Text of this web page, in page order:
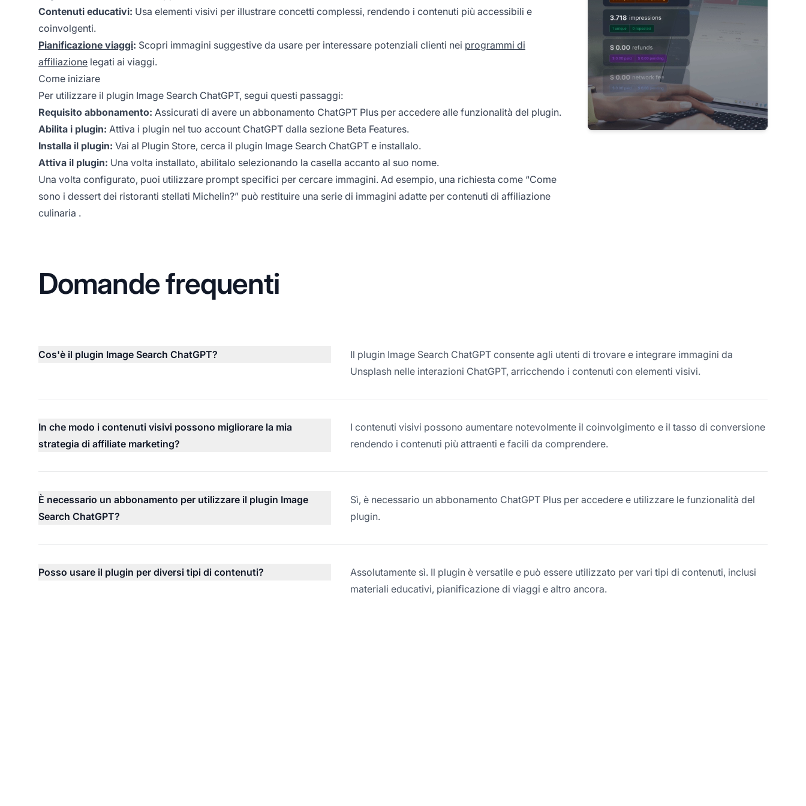
Contenuti educativi: Usa elementi visivi per illustrare concetti complessi, rendendo i contenuti più accessibili e
coinvolgenti.
Pianificazione viaggi: Scopri immagini suggestive da usare per interessare potenziali clienti nei programmi di
affiliazione legati ai viaggi.
Come iniziare
Per utilizzare il plugin Image Search ChatGPT, segui questi passaggi:
Requisito abbonamento: Assicurati di avere un abbonamento ChatGPT Plus per accedere alle funzionalità del plugin.
Abilita i plugin: Attiva i plugin nel tuo account ChatGPT dalla sezione Beta Features.
Installa il plugin: Vai al Plugin Store, cerca il plugin Image Search ChatGPT e installalo.
Attiva il plugin: Una volta installato, abilitalo selezionando la casella accanto al suo nome.
Una volta configurato, puoi utilizzare prompt specifici per cercare immagini. Ad esempio, una richiesta come “Come
sono i dessert dei ristoranti stellati Michelin?” può restituire una serie di immagini adatte per contenuti di affiliazione
culinaria .
Domande frequenti
Cos'è il plugin Image Search ChatGPT?
Il plugin Image Search ChatGPT consente agli utenti di trovare e integrare immagini da
Unsplash nelle interazioni ChatGPT, arricchendo i contenuti con elementi visivi.
In che modo i contenuti visivi possono migliorare la mia
strategia di affiliate marketing?
I contenuti visivi possono aumentare notevolmente il coinvolgimento e il tasso di conversione
rendendo i contenuti più attraenti e facili da comprendere.
È necessario un abbonamento per utilizzare il plugin Image
Search ChatGPT?
Sì, è necessario un abbonamento ChatGPT Plus per accedere e utilizzare le funzionalità del
plugin.
Posso usare il plugin per diversi tipi di contenuti?
Assolutamente sì. Il plugin è versatile e può essere utilizzato per vari tipi di contenuti, inclusi
materiali educativi, pianificazione di viaggi e altro ancora.